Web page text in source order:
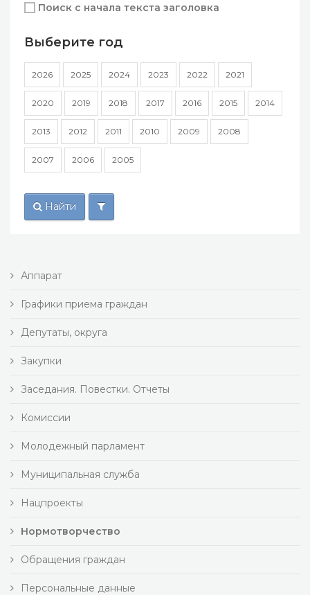
Поиск с начала текста заголовка
Выберите год
2026 2025 2024 2023 2022 2021
2020 2019 2018 2017 2016 2015 2014
2013 2012 2011 2010 2009 2008
2007 2006 2005
Найти
Аппарат
Графики приема граждан
Депутаты, округа
Закупки
Заседания. Повестки. Отчеты
Комиссии
Молодежный парламент
Муниципальная служба
Нацпроекты
Нормотворчество
Обращения граждан
Персональные данные